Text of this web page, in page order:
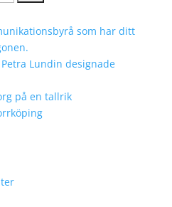
som har ditt
Lundin designade
på en tallrik